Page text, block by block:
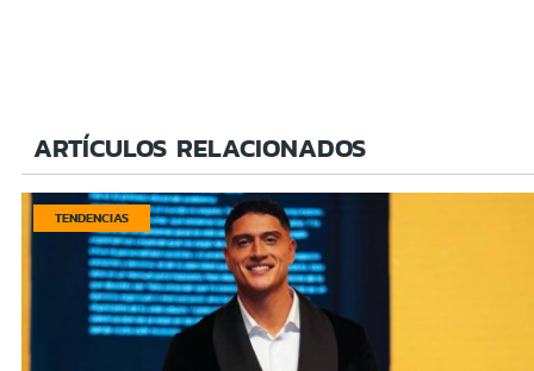
ARTÍCULOS RELACIONADOS
TENDENCIAS